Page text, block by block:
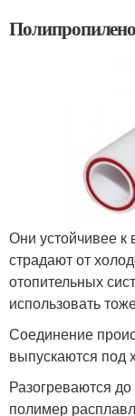
Они устойчивее
страдают от
отопительных
использовать
Соединение
выпускаются под
Разогреваются
полимер